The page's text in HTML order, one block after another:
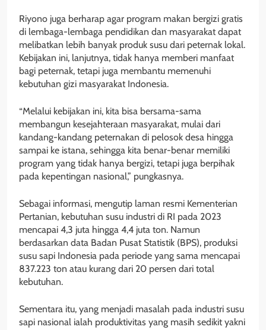
Riyono juga berharap agar program makan bergizi gratis
di lembaga-lembaga pendidikan dan masyarakat dapat
melibatkan lebih banyak produk susu dari peternak lokal.
Kebijakan ini, lanjutnya, tidak hanya memberi manfaat
bagi peternak, tetapi juga membantu memenuhi
kebutuhan gizi masyarakat Indonesia.
“Melalui kebijakan ini, kita bisa bersama-sama
membangun kesejahteraan masyarakat, mulai dari
kandang-kandang peternakan di pelosok desa hingga
sampai ke istana, sehingga kita benar-benar memiliki
program yang tidak hanya bergizi, tetapi juga berpihak
pada kepentingan nasional,” pungkasnya.
Sebagai informasi, mengutip laman resmi Kementerian
Pertanian, kebutuhan susu industri di RI pada 2023
mencapai 4,3 juta hingga 4,4 juta ton. Namun
berdasarkan data Badan Pusat Statistik (BPS), produksi
susu sapi Indonesia pada periode yang sama mencapai
837.223 ton atau kurang dari 20 persen dari total
kebutuhan.
Sementara itu, yang menjadi masalah pada industri susu
sapi nasional ialah produktivitas yang masih sedikit yakni